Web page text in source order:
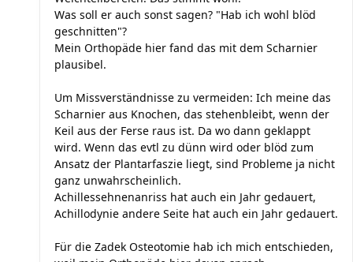
Was soll er auch sonst sagen? "Hab ich wohl blöd
geschnitten"?
Mein Orthopäde hier fand das mit dem Scharnier
plausibel.
Um Missverständnisse zu vermeiden: Ich meine das
Scharnier aus Knochen, das stehenbleibt, wenn der
Keil aus der Ferse raus ist. Da wo dann geklappt
wird. Wenn das evtl zu dünn wird oder blöd zum
Ansatz der Plantarfaszie liegt, sind Probleme ja nicht
ganz unwahrscheinlich.
Achillessehnenanriss hat auch ein Jahr gedauert,
Achillodynie andere Seite hat auch ein Jahr gedauert.
Für die Zadek Osteotomie hab ich mich entschieden,